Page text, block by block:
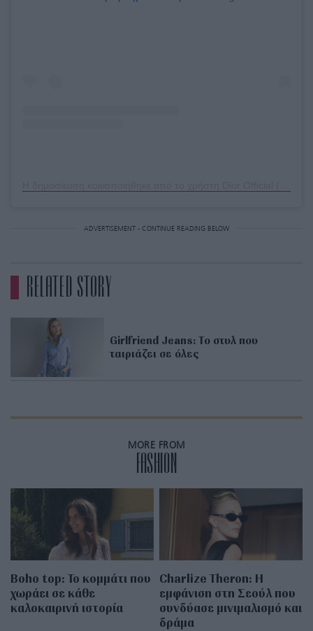
ADVERTISEMENT - CONTINUE READING BELOW
RELATED STORY
Girlfriend Jeans: Το στυλ που
ταιριάζει σε όλες
MORE FROM
FASHION
Boho top: Το κομμάτι που
χωράει σε κάθε
καλοκαιρινή ιστορία
Charlize Theron: Η
εμφάνιση στη Σεούλ που
συνδύασε μινιμαλισμό και
δράμα